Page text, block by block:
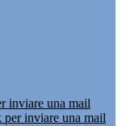
inviare una mail
inviare una mail